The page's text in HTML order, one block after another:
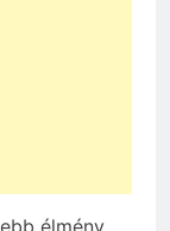
élmény